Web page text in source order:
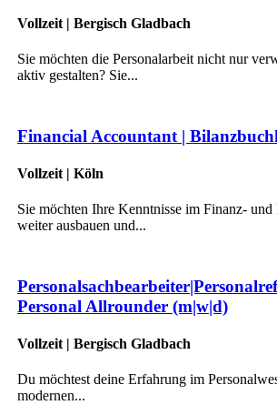
Vollzeit | Bergisch Gladbach
Sie möchten die Personalarbeit nicht nur
aktiv gestalten? Sie...
Financial Accountant |
Vollzeit | Köln
Sie möchten Ihre Kenntnisse im Finanz- und
weiter ausbauen und...
Personal Allrounder (m|w|d)
Vollzeit | Bergisch Gladbach
Du möchtest deine Erfahrung im
modernen...